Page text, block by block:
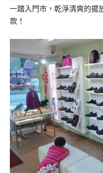
一踏入門市，乾淨清爽的擺
款！